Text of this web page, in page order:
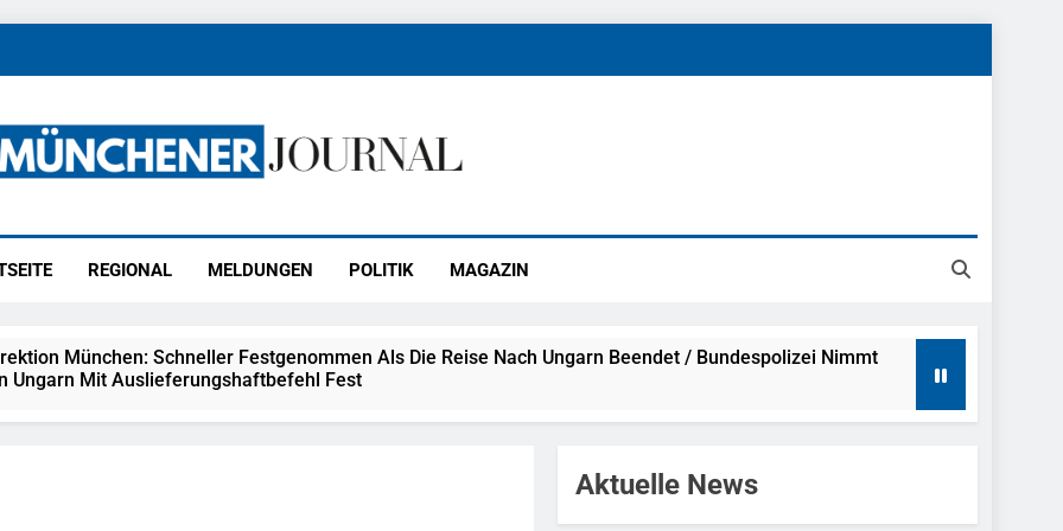
REGIONAL MELDUNGEN POLITIK MAGAZIN
München: Schneller Festgenommen Als Die Reise Nach Ungarn Beendet / Bundespolizei Nimmt
Ungarn Mit Auslieferungshaftbefehl Fest
Aktuelle News